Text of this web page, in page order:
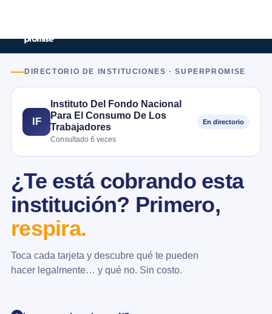
DIRECTORIO DE INSTITUCIONES · SUPERPROMISE
IF
Instituto Del Fondo Nacional
Para El Consumo De Los
Trabajadores
Consultado 6 veces
En directorio
¿Te está cobrando esta
institución? Primero,
respira.
Toca cada tarjeta y descubre qué te pueden
hacer legalmente… y qué no. Sin costo.